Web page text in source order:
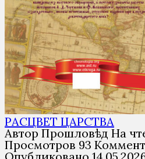
РАСЦВЕТ ЦАРСТВА
Автор Прошловѣд На
Просмотров 93